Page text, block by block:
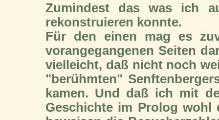
Zumindest das was ich
rekonstruieren konnte.
Für den einen mag es
vorangegangenen Seiten
vielleicht, daß nicht noch
"berühmten"
kamen. Und daß ich mit
Geschichte im Prolog